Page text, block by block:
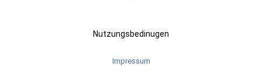
Nutzungsbedinugen
Impressum